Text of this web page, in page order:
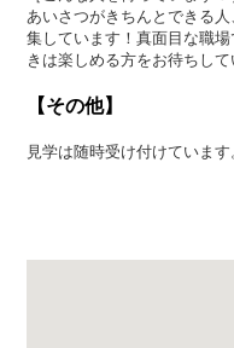
あいさつがきちんとできる
集しています！真面目な職
きは楽しめる方をお待ちして
【その他】
見学は随時受け付けていま